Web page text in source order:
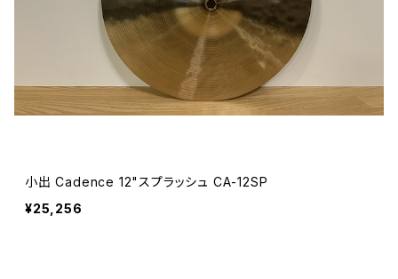
小出 Cadence 12"スプラッシュ CA-12SP
¥25,256